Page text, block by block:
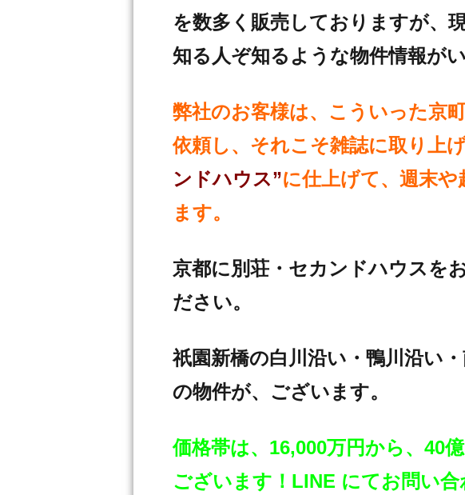
を数多く販売しておりますが、
知る人ぞ知るような物件情報が
弊社のお客様は、こういった京
依頼し、それこそ雑誌に取り上
ンドハウス”に仕上げて、週末
ます。
京都に別荘・セカンドハウスを
ださい。
祇園新橋の白川沿い・鴨川沿い
の物件が、ございます。
価格帯は、16,000万円から、40
ございます！LINE にてお問い